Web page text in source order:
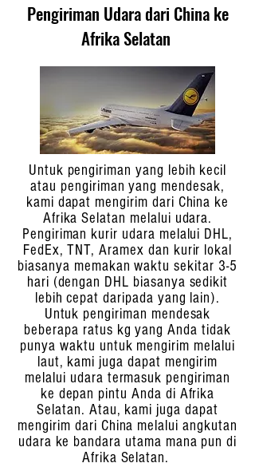
Pengiriman Udara dari China ke
Afrika Selatan
Untuk pengiriman yang lebih kecil
atau pengiriman yang mendesak,
kami dapat mengirim dari China ke
Afrika Selatan melalui udara.
Pengiriman kurir udara melalui DHL,
FedEx, TNT, Aramex dan kurir lokal
biasanya memakan waktu sekitar 3-5
hari (dengan DHL biasanya sedikit
lebih cepat daripada yang lain).
Untuk pengiriman mendesak
beberapa ratus kg yang Anda tidak
punya waktu untuk mengirim melalui
laut, kami juga dapat mengirim
melalui udara termasuk pengiriman
ke depan pintu Anda di Afrika
Selatan. Atau, kami juga dapat
mengirim dari China melalui angkutan
udara ke bandara utama mana pun di
Afrika Selatan.